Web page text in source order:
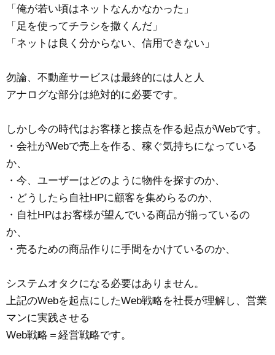
「俺が若い頃はネットなんかなかった」
「足を使ってチラシを撒くんだ」
「ネットは良く分からない、信用できない」
勿論、不動産サービスは最終的には人と人
アナログな部分は絶対的に必要です。
しかし今の時代はお客様と接点を作る起点がWebです。
・会社がWebで売上を作る、稼ぐ気持ちになっている
か、
・今、ユーザーはどのように物件を探すのか、
・どうしたら自社HPに顧客を集めらるのか、
・自社HPはお客様が望んでいる商品が揃っているの
か、
・売るための商品作りに手間をかけているのか、
システムオタクになる必要はありません。
上記のWebを起点にしたWeb戦略を社長が理解し、営業
マンに実践させる
Web戦略＝経営戦略です。